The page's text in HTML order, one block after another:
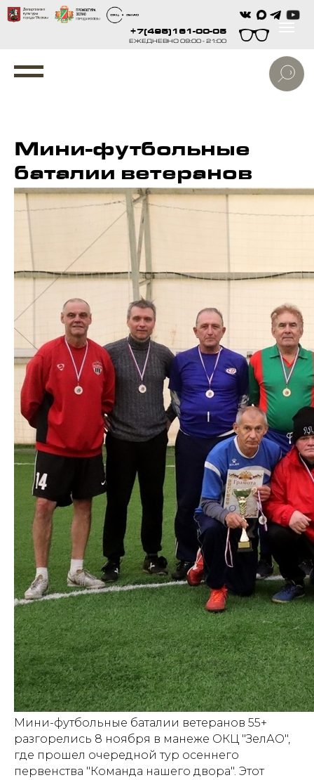
+7(495)161-00-05
ЕЖЕДНЕВНО 09:00 - 21:00
Мини-футбольные
баталии ветеранов
Мини-футбольные баталии ветеранов 55+
разгорелись 8 ноября в манеже ОКЦ "ЗелАО",
где прошел очередной тур осеннего
первенства "Команда нашего двора". Этот